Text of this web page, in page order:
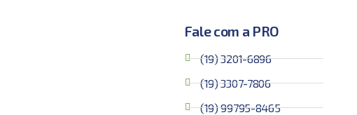
Fale com a PRO
(19) 3201-6896
(19) 3307-7806
(19) 99795-8465